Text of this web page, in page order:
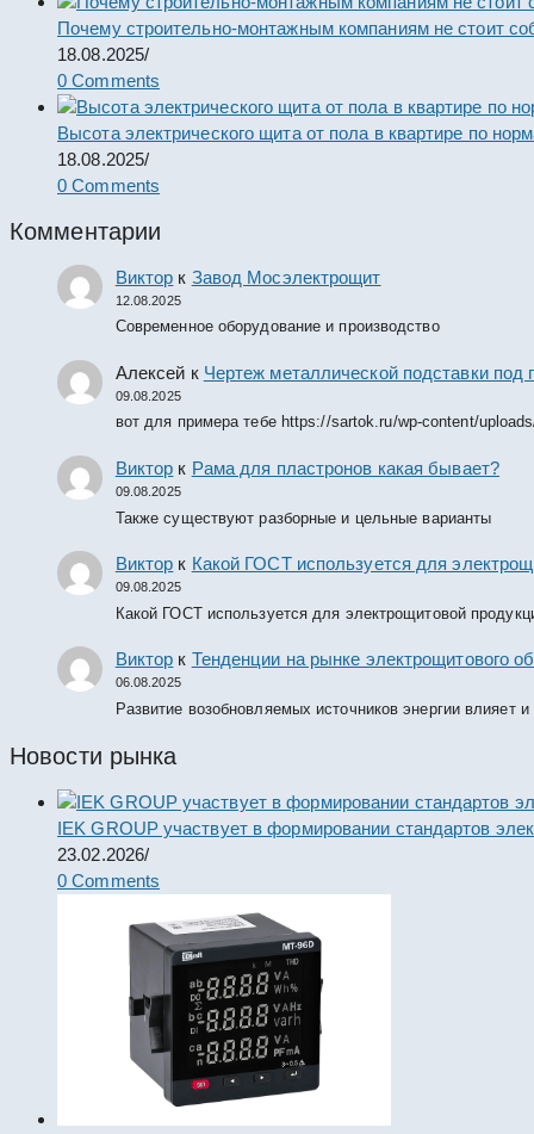
Почему строительно-монтажным компаниям не стоит
18.08.2025/
0 Comments
Высота электрического щита от пола в квартире по
18.08.2025/
0 Comments
Комментарии
Виктор к Завод Мосэлектрощит
12.08.2025
Современное оборудование и производство
Алексей к Чертеж металлической подставки
09.08.2025
вот для примера тебе https://sartok.ru/wp-content/
Виктор к Рама для пластронов какая бывает?
09.08.2025
Также существуют разборные и цельные варианты
Виктор к Какой ГОСТ используется для
09.08.2025
Какой ГОСТ используется для электрощитовой
Виктор к Тенденции на рынке электрощитового
06.08.2025
Развитие возобновляемых источников энергии влияет
Новости рынка
IEK GROUP участвует в формировании стандартов
23.02.2026/
0 Comments